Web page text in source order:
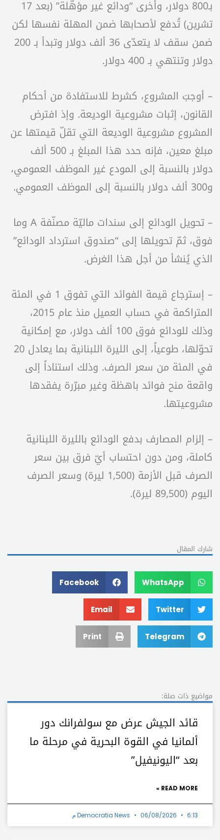
بـ800 دولار، وأخرى “ودائع غير مؤهّلة” (بعد 17
تشرين) تُدفع لأصحابها ضمن المهلة نفسها لكن
ضمن سقف لا يتعدّى 36 ألف دولار وتبدأ بـ 200
دولار وتنتهي بـ 400 دولار.
– أوجبَ المشروع، كشرط للاستفادة من أحكام
القانون، إثبات مشروعية الوديعة. وإذ افترض
المشروع مشروعية الوديعة التي تقلّ قيمتها عن
مبلغ معين، فإنه حدد هذا المبلغ بـ 500 ألف
دولار بالنسبة إلى المودع غير الموظف العمومي،
و300 ألف دولار بالنسبة إلى الموظف العمومي.
– تحويل الودائع إلى سندات ماليّة مصنّفة A وما
فوق، ثمّ تحويلها إلى “صندوق استرداد الودائع”
الذي يُنشأ من أجل هذا الغرض.
– إسترجاع قيمة الفوائد التي تفوق 1 في المئة
المتراكمة في حساب العميل منذ عام 2015،
وذلك للودائع فوق 100 ألف دولار، مع إمكانية
تحوّلها، طوعياً، إلى الليرة اللبنانية بما يعادل 20
في المئة من سعر الصرف. وذلك استناداً إلى
واقعة منح فوائد باهظة وغير مبرّرة يفقدها
مشروعيتها.
– إلزام المصارف بدفع الودائع بالليرة اللبنانية
كاملة، ومن دون احتساب أيّ فرق بين سعر
الصرف قبل الأزمة (1,500 ليرة) وسعر الصرف
اليوم (89,500 ليرة).
شارك المقال
WhatsApp
Facebook
Twitter
Email
Telegram
Print
مواضيع ذات صلة:
قائد الجيش عرض مع سولفرانك دور
ألمانيا في القوة البحرية في مرحلة ما
بعد “اليونيفيل”
READ MORE »
Democratia News 06/08/2026 6:13 م